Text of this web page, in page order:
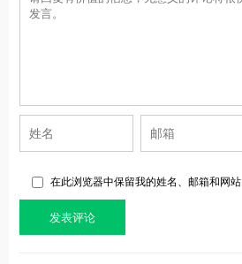
在此浏览器中保留我的姓名、邮箱和网站